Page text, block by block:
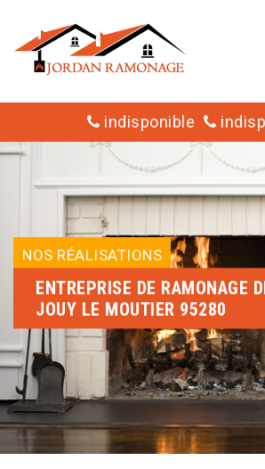
indisponible
NOS RÉALISATIONS
ENTREPRISE DE RAMONAGE
JOUY LE MOUTIER 95280